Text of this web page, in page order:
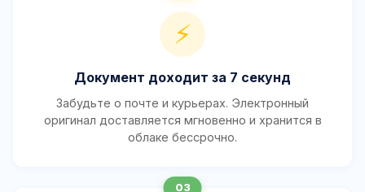
⚡
Документ доходит за 7 секунд
Забудьте о почте и курьерах. Электронный
оригинал доставляется мгновенно и хранится в
облаке бессрочно.